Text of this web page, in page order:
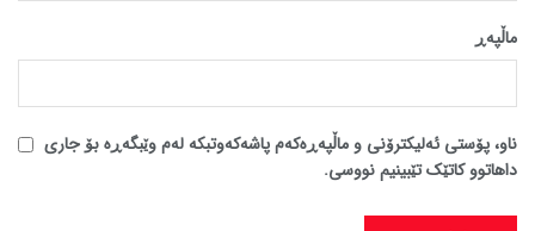
ماڵپه‌ڕ
ناو، پۆستی ئەلیکترۆنی و ماڵپەڕەکەم پاشەکەوتبکە لەم وێبگەڕە بۆ جاری
داهاتوو کاتێک تێبینیم نووسی.